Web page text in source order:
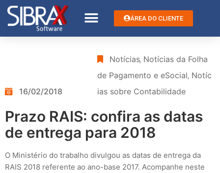
ÁREA DO CLIENTE
16/02/2018
Notícias‚ Notícias da Folha
de Pagamento e eSocial‚ Notíc
ias sobre Contabilidade
Prazo RAIS: confira as datas
de entrega para 2018
O Ministério do trabalho divulgou as datas de entrega da
RAIS 2018 referente ao ano-base 2017. Acompanhe neste